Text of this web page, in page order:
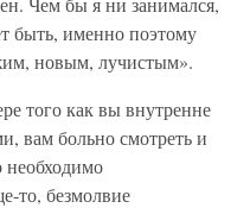
быть, именно поэтому
новым, лучистым».
того как вы внутренне
вам больно смотреть и
необходимо
то, безмолвие